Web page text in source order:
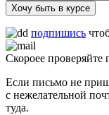
Хочу быть в курсе
подпишись
Скороее проверяйте
Если письмо не
с нежелательной
туда.